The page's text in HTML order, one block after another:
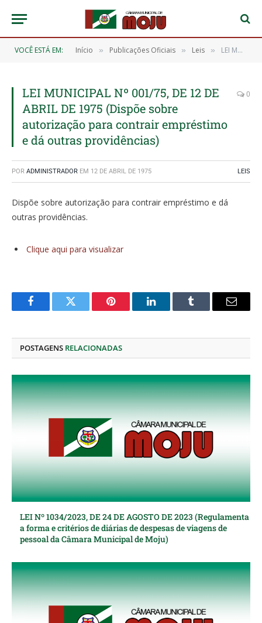
VOCÊ ESTÁ EM: Início » Publicações Oficiais » Leis » LEI MUNICIPAL Nº 001/75, DE 12 DE ABRIL DE 1975 (Dispõe sobre autorização para contrair empréstimo e dá outras providências)
LEI MUNICIPAL Nº 001/75, DE 12 DE
ABRIL DE 1975 (Dispõe sobre
autorização para contrair empréstimo
e dá outras providências)
0
POR ADMINISTRADOR EM 12 DE ABRIL DE 1975 LEIS
Dispõe sobre autorização para contrair empréstimo e dá
outras providências.
Clique aqui para visualizar
FacebookTwitter Pinterest O
Tumblr
E-
POSTAGENS RELACIONADAS
LEI Nº 1034/2023, DE 24 DE AGOSTO DE 2023 (Regulamenta
a forma e critérios de diárias de despesas de viagens de
pessoal da Câmara Municipal de Moju)